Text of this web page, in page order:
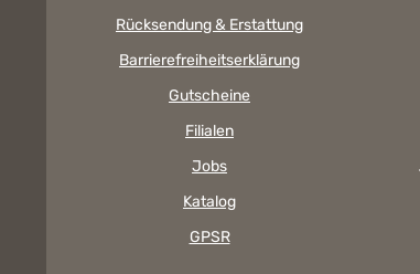
Rücksendung & Erstattung
Barrierefreiheitserklärung
Gutscheine
Filialen
Jobs
Katalog
GPSR